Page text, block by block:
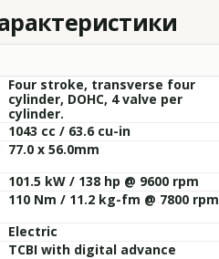
Four stroke, transverse four
cylinder, DOHC, 4 valve per
cylinder.
1043 cc / 63.6 cu-in
77.0 x 56.0mm
101.5 kW / 138 hp @ 9600 rpm
110 Nm / 11.2 kg-fm @ 7800 rpm
Electric
TCBI with digital advance